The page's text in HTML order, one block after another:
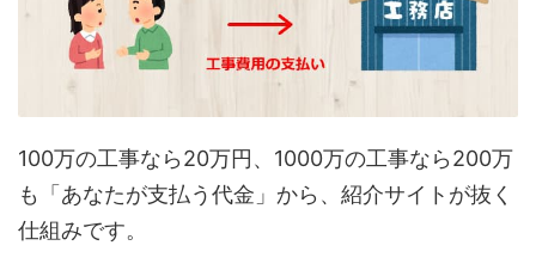
100万の工事なら20万円、1000万の工事なら200万
も「あなたが支払う代金」から、紹介サイトが抜く
仕組みです。